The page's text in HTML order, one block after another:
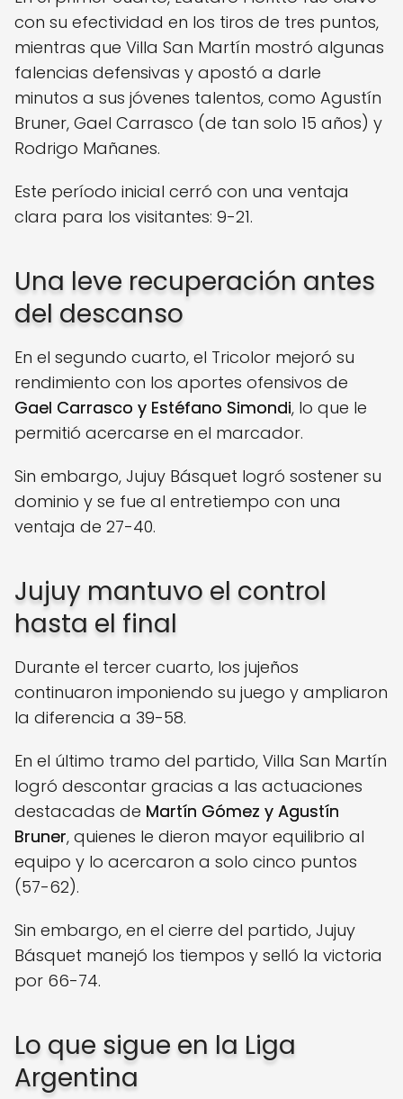
con su efectividad en los tiros de tres puntos,
mientras que Villa San Martín mostró algunas
falencias defensivas y apostó a darle
minutos a sus jóvenes talentos, como Agustín
Bruner, Gael Carrasco (de tan solo 15 años) y
Rodrigo Mañanes.
Este período inicial cerró con una ventaja
clara para los visitantes: 9-21.
Una leve recuperación antes
del descanso
En el segundo cuarto, el Tricolor mejoró su
rendimiento con los aportes ofensivos de
Gael Carrasco y Estéfano Simondi, lo que le
permitió acercarse en el marcador.
Sin embargo, Jujuy Básquet logró sostener su
dominio y se fue al entretiempo con una
ventaja de 27-40.
Jujuy mantuvo el control
hasta el final
Durante el tercer cuarto, los jujeños
continuaron imponiendo su juego y ampliaron
la diferencia a 39-58.
En el último tramo del partido, Villa San Martín
logró descontar gracias a las actuaciones
destacadas de Martín Gómez y Agustín
Bruner, quienes le dieron mayor equilibrio al
equipo y lo acercaron a solo cinco puntos
(57-62).
Sin embargo, en el cierre del partido, Jujuy
Básquet manejó los tiempos y selló la victoria
por 66-74.
Lo que sigue en la Liga
Argentina